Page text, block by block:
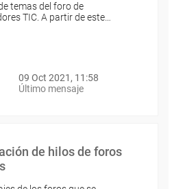
temas del foro de
TIC. A partir de este…
09 Oct 2021, 11:58
Último mensaje
de hilos de foros